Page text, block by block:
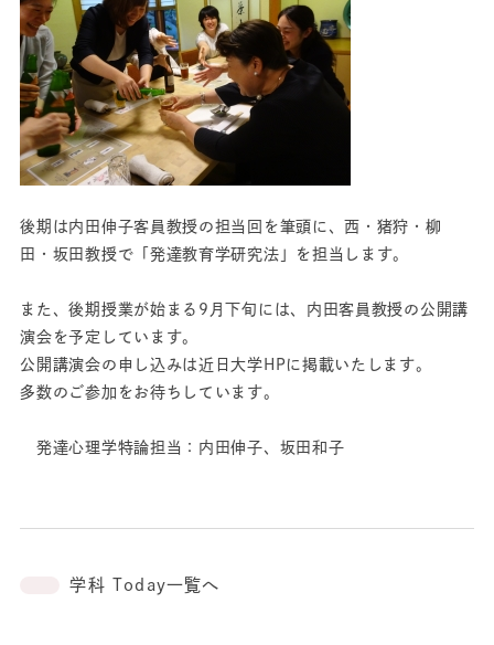
後期は内田伸子客員教授の担当回を筆頭に、西・猪狩・柳
田・坂田教授で「発達教育学研究法」を担当します。
また、後期授業が始まる9月下旬には、内田客員教授の公開講
演会を予定しています。
公開講演会の申し込みは近日大学HPに掲載いたします。
多数のご参加をお待ちしています。
発達心理学特論担当：内田伸子、坂田和子
学科 Today一覧へ